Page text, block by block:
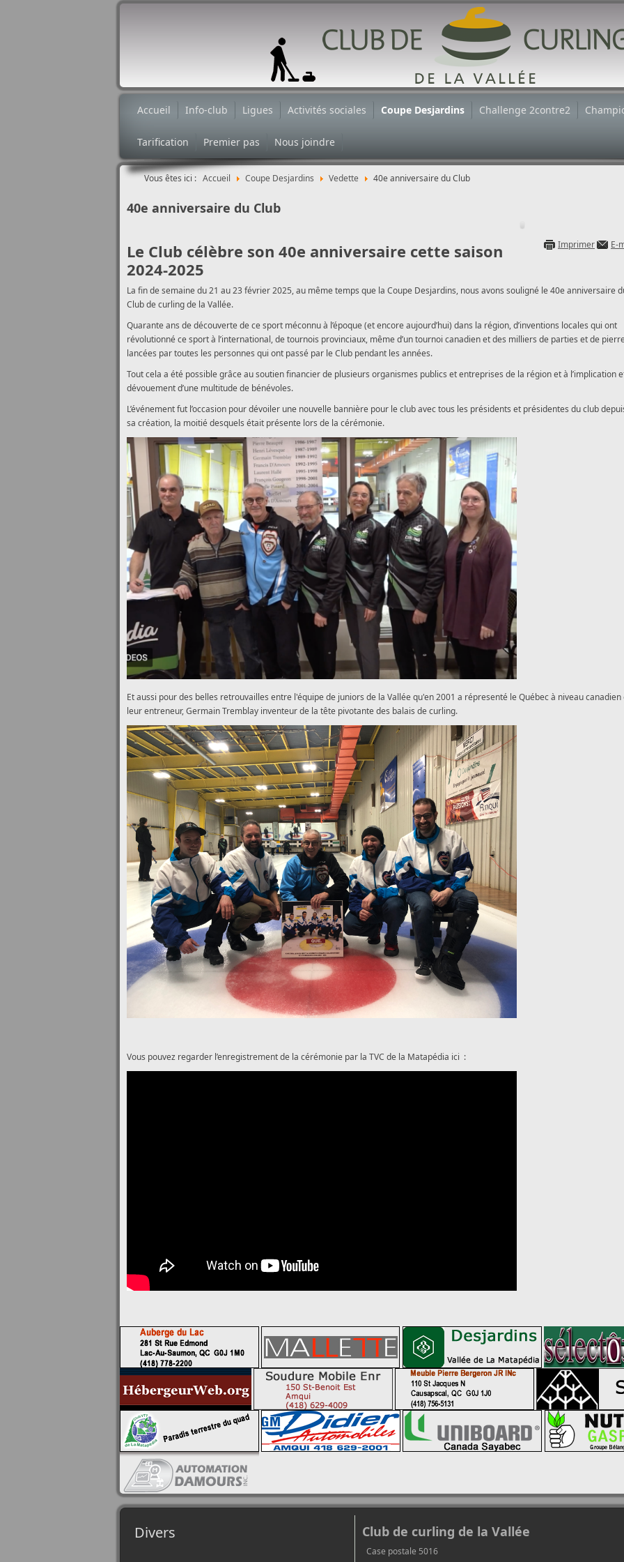
Accueil Info-club Ligues Activités sociales Coupe Desjardins Challenge 2contre2
Tarification Premier pas Nous joindre
Vous êtes ici : Accueil Coupe Desjardins Vedette 40e anniversaire du Club
40e anniversaire du Club
Imprimer E-
Le Club célèbre son 40e anniversaire cette saison
2024-2025
La fin de semaine du 21 au 23 février 2025, au même temps que la Coupe Desjardins, nous avons souligné le 40e anniversaire
Club de curling de la Vallée.
Quarante ans de découverte de ce sport méconnu à l’époque (et encore aujourd’hui) dans la région, d’inventions locales qui ont
révolutionné ce sport à l’international, de tournois provinciaux, même d’un tournoi canadien et des milliers de parties et de
lancées par toutes les personnes qui ont passé par le Club pendant les années.
Tout cela a été possible grâce au soutien financier de plusieurs organismes publics et entreprises de la région et à l’implication
dévouement d’une multitude de bénévoles.
L’événement fut l’occasion pour dévoiler une nouvelle bannière pour le club avec tous les présidents et présidentes du club
sa création, la moitié desquels était présente lors de la cérémonie.
Et aussi pour des belles retrouvailles entre l'équipe de juniors de la Vallée qu'en 2001 a répresenté le Québec à niveau canadien
leur entreneur, Germain Tremblay inventeur de la tête pivotante des balais de curling.
Vous pouvez regarder l’enregistrement de la cérémonie par la TVC de la Matapédia ici :
Divers Club de curling de la Vallée
Case postale 5016